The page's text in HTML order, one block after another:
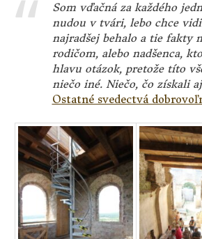
Som vďačná za každého
nudou v tvári, lebo chce
najradšej behalo a tie fakty
rodičom, alebo nadšenca,
hlavu otázok, pretože títo
niečo iné. Niečo, čo získali
Ostatné svedectvá